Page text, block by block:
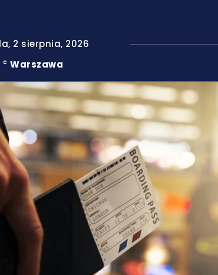
2 sierpnia, 2026
C Warszawa